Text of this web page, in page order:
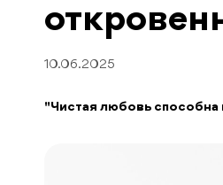
10.06.2025
"Чистая любовь способна